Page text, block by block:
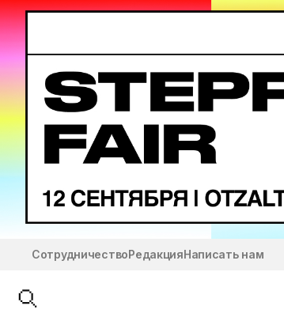
СотрудничествоРедакцияНаписать нам